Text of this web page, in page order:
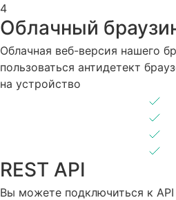
4
Облачный
Облачная веб-версия нашего
пользоваться антидетект
на устройство
REST API
Вы можете подключиться к API